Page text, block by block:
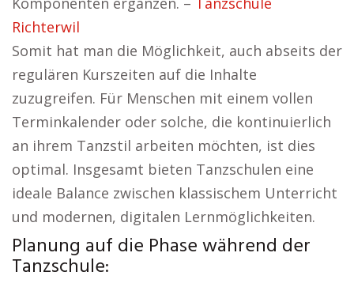
Richterwil
Somit hat man die Möglichkeit, auch abseits der
regulären Kurszeiten auf die Inhalte
zuzugreifen. Für Menschen mit einem vollen
Terminkalender oder solche, die kontinuierlich
an ihrem Tanzstil arbeiten möchten, ist dies
optimal. Insgesamt bieten Tanzschulen eine
ideale Balance zwischen klassischem Unterricht
und modernen, digitalen Lernmöglichkeiten.
Planung auf die Phase während der
Tanzschule: